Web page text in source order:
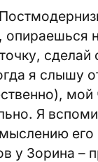
опираешься
сделай
я слышу
мой
Я
у Зорина –